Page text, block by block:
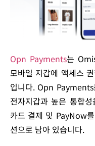
Opn Payments는
모바일 지갑에 액세스
입니다. Opn
전자지갑과 높은 통합
카드 결제 및 PayNow
션으로 남아 있습니다.